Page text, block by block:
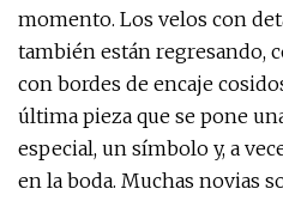
momento. Los velos con
también están regresando,
con bordes de encaje
última pieza que se pone
especial, un símbolo y, a
en la boda. Muchas novias